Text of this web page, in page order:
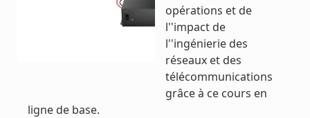
opérations et de
l''impact de
l''ingénierie des
réseaux et des
télécommunications
grâce à ce cours en
ligne de base.